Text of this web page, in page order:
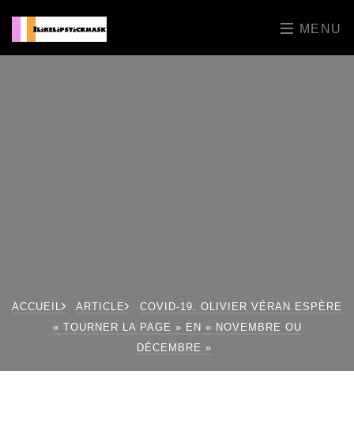
MENU
ACCUEIL ARTICLE
COVID-19. OLIVIER VÉRAN ESPÈRE
« TOURNER LA PAGE » EN « NOVEMBRE OU
DÉCEMBRE »